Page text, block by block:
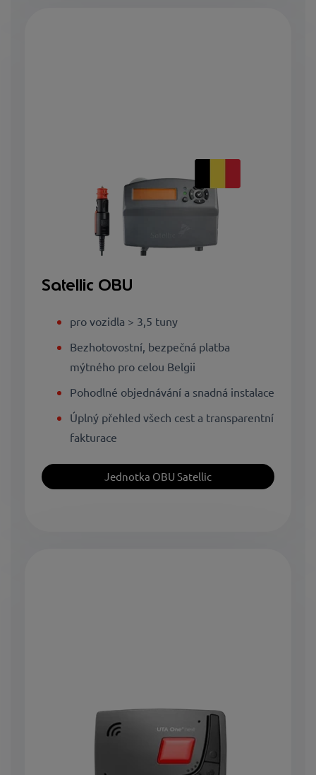
Satellic OBU
pro vozidla > 3,5 tuny
Bezhotovostní, bezpečná platba
mýtného pro celou Belgii
Pohodlné objednávání a snadná instalace
Úplný přehled všech cest a transparentní
fakturace
Jednotka OBU Satellic